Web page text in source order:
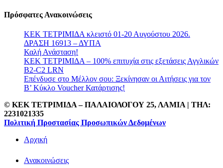
Πρόσφατες Ανακοινώσεις
ΚΕΚ ΤΕΤΡΙΜΙΔΑ κλειστό 01-20 Αυγούστου 2026.
ΔΡΑΣΗ 16913 – ΔΥΠΑ
Καλή Ανάσταση!
ΚΕΚ ΤΕΤΡΙΜΙΔΑ – 100% επιτυχία στις εξετάσεις Αγγλικών
B2-C2 LRN
Επένδυσε στο Μέλλον σου: Ξεκίνησαν οι Αιτήσεις για τον
Β’ Κύκλο Voucher Κατάρτισης!
© ΚΕΚ ΤΕΤΡΙΜΙΔΑ – ΠΑΛΑΙΟΛΟΓΟΥ 25, ΛΑΜΙΑ | TΗΛ:
2231021335
Πολιτική Προστασίας Προσωπικών Δεδομένων
Αρχική
Ανακοινώσεις